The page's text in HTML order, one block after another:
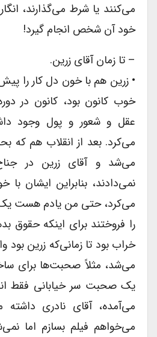
می‌کنند یا شرط می‌گذارند، انگار
خود آن شخص انجام گیرد!
– تا زمان آقای زرین.
• زرین هم با خون دل کار را
خوب کانون بود، کانون در
عقل و شعور و پول وجود
می‌کرد. بعد از انقلاب هم که
می‌شد و آقای زرین در
نمی‌دادند، بنابراین ایشان با
می‌کرد، حتی من یادم هست یک‌
را فروختند برای اینکه حقوق
خراب بود تا زمانی‌که زرین بود
می‌شد، مثلاً صحبت‌ها برای
یک صحبت سر خیابانی فقط
می‌آمده، آقای نادری داشته
می‌خواهم فیلم بسازم اما